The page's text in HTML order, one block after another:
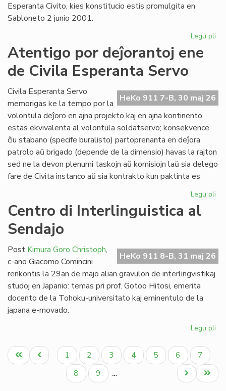
Esperanta Civito, kies konstitucio estis promulgita en
Sabloneto 2 junio 2001.
Legu pli
Atentigo por deĵorantoj ene
de Civila Esperanta Servo
HeKo 911 7-B, 30 maj 26
Civila Esperanta Servo
memorigas ke la tempo por la
volontula deĵoro en ajna projekto kaj en ajna kontinento
estas ekvivalenta al volontula soldatservo; konsekvence
ĉiu stabano (specife buralisto) partoprenanta en deĵora
patrolo aŭ brigado (depende de la dimensio) havas la rajton
sed ne la devon plenumi taskojn aŭ komisiojn laŭ sia delego
fare de Civita instanco aŭ sia kontrakto kun paktinta es
Legu pli
de
Centro di Interlinguistica al
Sendajo
HeKo 911 8-B, 31 maj 26
Post Kimura Goro Christoph,
c-ano Giacomo Comincini
renkontis la 29an de majo alian gravulon de interlingvistikaj
studoj en Japanio: temas pri prof. Gotoo Hitosi, emerita
docento de la Tohoku-universitato kaj eminentulo de la
japana e-movado.
Legu pli
al
Pagination
Unua
paĝo
Antaŭa
paĝo
Paĝo
1 Paĝo
2 Paĝo
3
Aktuala
paĝo
4 Paĝo
5 Paĝo
6 Paĝo
7
Paĝo
8 Paĝo
9 …
Last
page
Next
page